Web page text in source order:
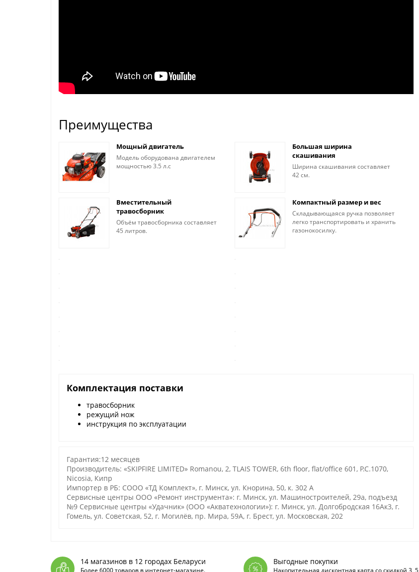
Преимущества
Мощный двигатель
Модель оборудована двигателем
мощностью 3.5 л.с
Большая ширина
скашивания
Ширина скашивания составляет
42 см.
Вместительный
травосборник
Объём травосборника составляет
45 литров.
Компактный размер и вес
Складывающаяся ручка позволяет
легко транспортировать и хранить
газонокосилку.
Комплектация поставки
травосборник
режущий нож
инструкция по эксплуатации
Гарантия:12 месяцев
Производитель: «SKIPFIRE LIMITED» Romanou, 2, TLAIS TOWER, 6th floor, flat/office 601, P.C.1070,
Nicosia, Кипр
Импортер в РБ: СООО «ТД Комплект», г. Минск, ул. Кнорина, 50, к. 302 А
Сервисные центры ООО «Ремонт инструмента»: г. Минск, ул. Машиностроителей, 29а, подъезд
№9 Сервисные центры «Удачник» (ООО «Акватехнологии»): г. Минск, ул. Долгобродская 16Ак3, г.
Гомель, ул. Советская, 52, г. Могилёв, пр. Мира, 59А, г. Брест, ул. Московская, 202
14 магазинов в 12 городах Беларуси Выгодные покупки